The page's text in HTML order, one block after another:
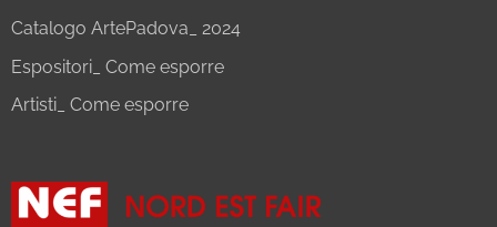
Catalogo ArtePadova_ 2024
Espositori_ Come esporre
Artisti_ Come esporre